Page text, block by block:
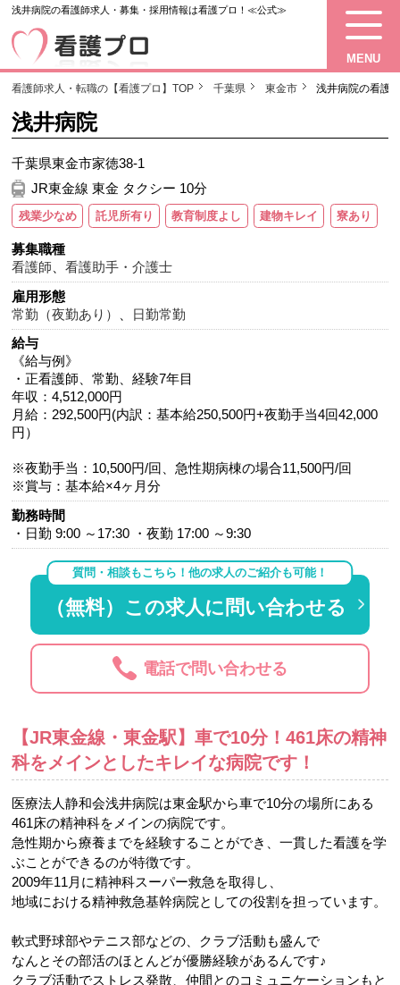
浅井病院の看護師求人・募集・採用情報は看護プロ！≪公式≫
MENU
看護師求人・転職の【看護プロ】TOP 千葉県 東金市 浅井病院の看護
浅井病院
千葉県東金市家徳38-1
JR東金線 東金 タクシー 10分
残業少なめ 託児所有り 教育制度よし 建物キレイ 寮あり
募集職種
看護師 、看護助手・介護士
雇用形態
常勤（夜勤あり）
日勤常勤
給与
《給与例》
・正看護師、常勤、経験7年目
年収：4,512,000円
月給：292,500円(内訳：基本給250,500円+夜勤手当4回42,000
円）
※夜勤手当：10,500円/回、急性期病棟の場合11,500円/回
※賞与：基本給×4ヶ月分
勤務時間
・日勤 9:00 ～17:30 ・夜勤 17:00 ～9:30
質問・相談もこちら！他の求人のご紹介も可能！
（無料）この求人に問い合わせる
電話で問い合わせる
【JR東金線・東金駅】車で10分！461床の精神
科をメインとしたキレイな病院です！
医療法人静和会浅井病院は東金駅から車で10分の場所にある
461床の精神科をメインの病院です。
急性期から療養までを経験することができ、一貫した看護を学
ぶことができるのが特徴です。
2009年11月に精神科スーパー救急を取得し、
地域における精神救急基幹病院としての役割を担っています。
軟式野球部やテニス部などの、クラブ活動も盛んで
なんとその部活のほとんどが優勝経験があるんです♪
クラブ活動でストレス発散、仲間とのコミュニケーションもと